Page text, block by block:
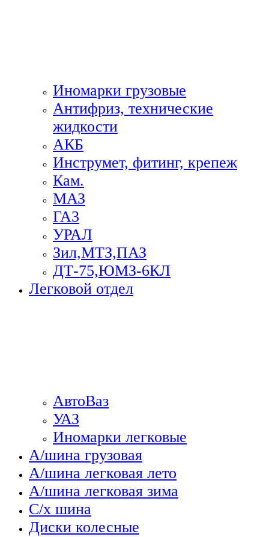
Иномарки грузовые
Антифриз, технические
жидкости
АКБ
Инструмет, фитинг, крепеж
Кам.
МАЗ
ГА3
УРАЛ
Зил,МТЗ,ПАЗ
ДТ-75,ЮМЗ-6КЛ
Легковой отдел
АвтоВаз
УАЗ
Иномарки легковые
А/шина грузовая
А/шина легковая лето
А/шина легковая зима
С/х шина
Диски колесные